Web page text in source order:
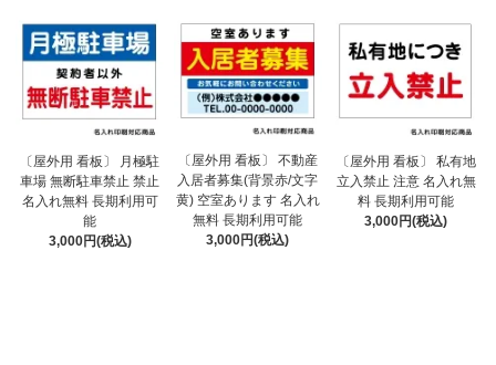
〔屋外用 看板〕 月極駐
車場 無断駐車禁止 禁止
名入れ無料 長期利用可
能
3,000円(税込)
〔屋外用 看板〕 不動産
入居者募集(背景赤/文字
黄) 空室あります 名入れ
無料 長期利用可能
3,000円(税込)
〔屋外用 看板〕 私有地
立入禁止 注意 名入れ無
料 長期利用可能
3,000円(税込)